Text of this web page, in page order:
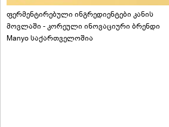
ფერმენტირებული ინგრედიენტები კანის
მოვლაში - კორეული ინოვაციური ბრენდი
Manyo საქართველოშია